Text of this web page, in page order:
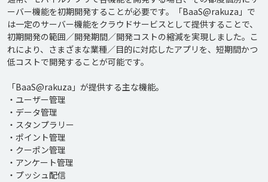
ーバー機能を初期開発することが必要です。「BaaS@rakuza」で
は一定のサーバー機能をクラウドサービスとして提供することで、
初期開発の範囲／開発期間／開発コストの縮減を実現しました。こ
れにより、さまざまな業種／目的に対応したアプリを、短期間かつ
低コストで開発することが可能です。
「BaaS@rakuza」が提供する主な機能。
・ユーザー管理
・データ管理
・スタンプラリー
・ポイント管理
・クーポン管理
・アンケート管理
・プッシュ配信